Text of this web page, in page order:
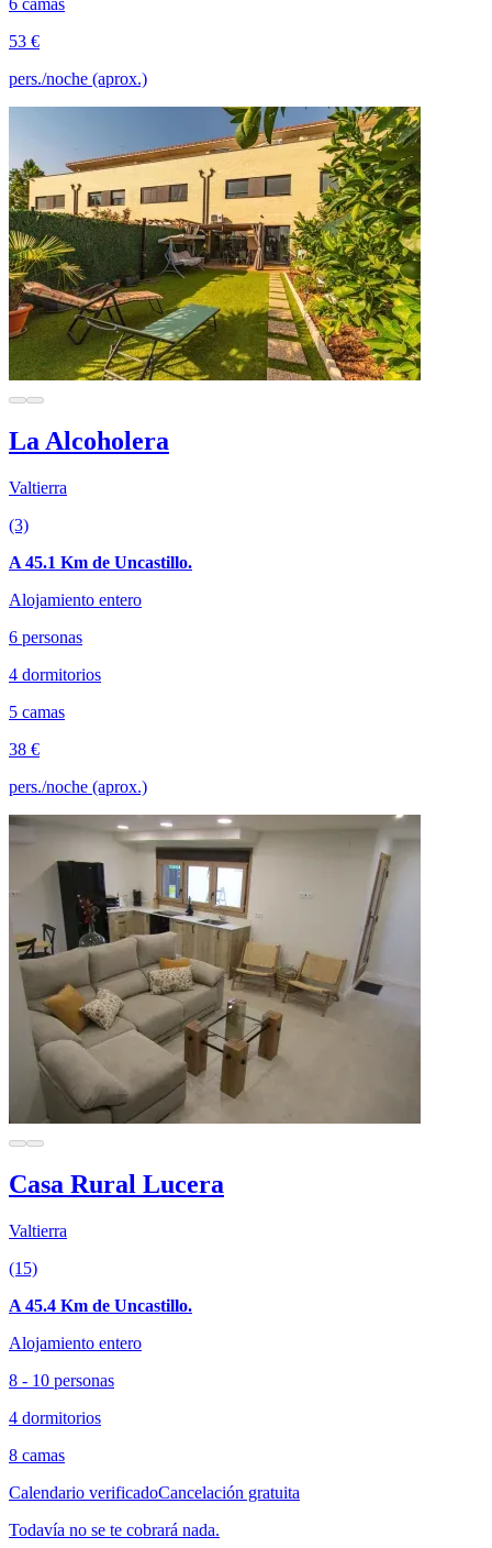
6 camas
53 €
pers./noche (aprox.)
La Alcoholera
Valtierra
(3)
A 45.1 Km de Uncastillo.
Alojamiento entero
6 personas
4 dormitorios
5 camas
38 €
pers./noche (aprox.)
Casa Rural Lucera
Valtierra
(15)
A 45.4 Km de Uncastillo.
Alojamiento entero
8 - 10 personas
4 dormitorios
8 camas
Calendario verificadoCancelación gratuita
Todavía no se te cobrará nada.